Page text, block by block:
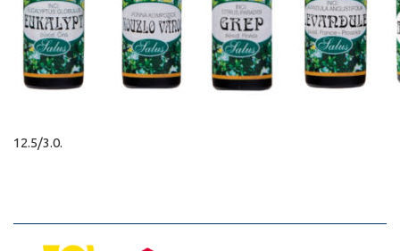
12.5/3.0.